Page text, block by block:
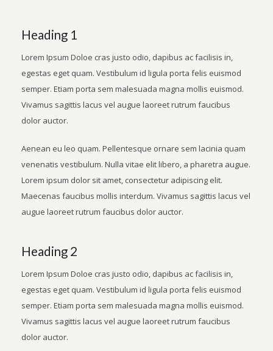
Heading 1
Lorem Ipsum Doloe cras justo odio, dapibus ac facilisis in,
egestas eget quam. Vestibulum id ligula porta felis euismod
semper. Etiam porta sem malesuada magna mollis euismod.
Vivamus sagittis lacus vel augue laoreet rutrum faucibus
dolor auctor.
Aenean eu leo quam. Pellentesque ornare sem lacinia quam
venenatis vestibulum. Nulla vitae elit libero, a pharetra augue.
Lorem ipsum dolor sit amet, consectetur adipiscing elit.
Maecenas faucibus mollis interdum. Vivamus sagittis lacus vel
augue laoreet rutrum faucibus dolor auctor.
Heading 2
Lorem Ipsum Doloe cras justo odio, dapibus ac facilisis in,
egestas eget quam. Vestibulum id ligula porta felis euismod
semper. Etiam porta sem malesuada magna mollis euismod.
Vivamus sagittis lacus vel augue laoreet rutrum faucibus
dolor auctor.